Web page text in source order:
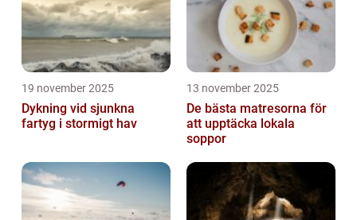
19 november 2025
Dykning vid sjunkna
fartyg i stormigt hav
13 november 2025
De bästa matresorna för
att upptäcka lokala
soppor